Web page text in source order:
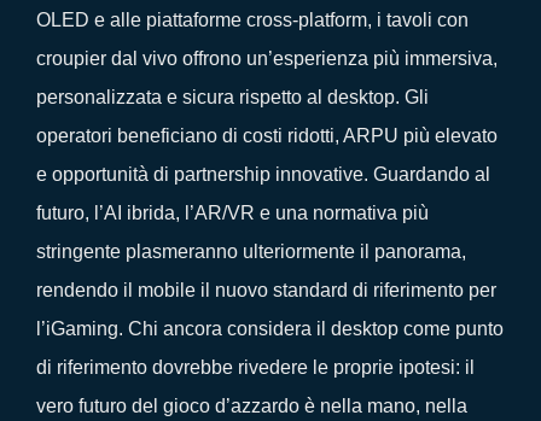
OLED e alle piattaforme cross‑platform, i tavoli con
croupier dal vivo offrono un’esperienza più immersiva,
personalizzata e sicura rispetto al desktop. Gli
operatori beneficiano di costi ridotti, ARPU più elevato
e opportunità di partnership innovative. Guardando al
futuro, l’AI ibrida, l’AR/VR e una normativa più
stringente plasmeranno ulteriormente il panorama,
rendendo il mobile il nuovo standard di riferimento per
l’iGaming. Chi ancora considera il desktop come punto
di riferimento dovrebbe rivedere le proprie ipotesi: il
vero futuro del gioco d’azzardo è nella mano, nella